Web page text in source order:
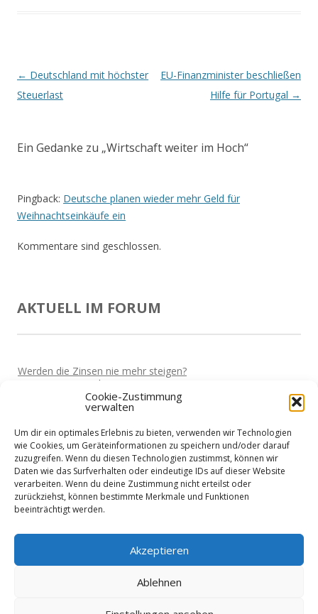
Cookie-Zustimmung
verwalten
Um dir ein optimales Erlebnis zu bieten, verwenden wir Technologien
wie Cookies, um Geräteinformationen zu speichern und/oder darauf
zuzugreifen. Wenn du diesen Technologien zustimmst, können wir
Daten wie das Surfverhalten oder eindeutige IDs auf dieser Website
verarbeiten. Wenn du deine Zustimmung nicht erteilst oder
zurückziehst, können bestimmte Merkmale und Funktionen
beeinträchtigt werden.
Akzeptieren
Ablehnen
Beitrags-
Navigation
← Deutschland mit höchster
Steuerlast
EU-Finanzminister beschließen
Hilfe für Portugal →
Ein Gedanke zu „Wirtschaft weiter im Hoch“
Pingback: Deutsche planen wieder mehr Geld für
Weihnachtseinkäufe ein
Kommentare sind geschlossen.
AKTUELL IM FORUM
Werden die Zinsen nie mehr steigen?
Vor 5 Jahren
Bekomme ich auch als Unternehmer einen Kredit?
Hohe Strompreise fressen einen auf....
VonHorst Vor 5 Jahren
Betriebsmittel zwischenfinanzieren lassen?
VonHorstVor 5 Jahren
Größere Investition finanzieren